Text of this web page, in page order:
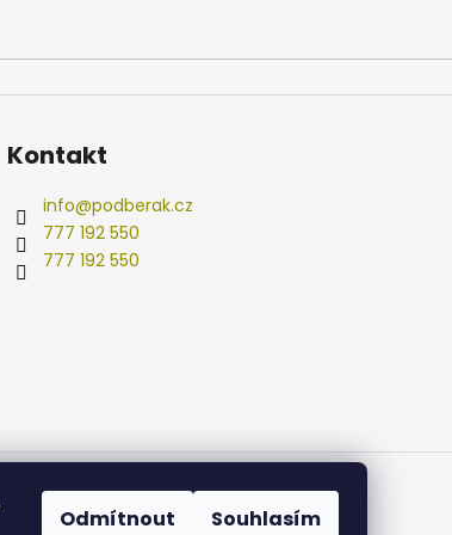
Odmítnout Souhlasím
i
u
Kontakt
info@podberak.cz
777 192 550
777 192 550